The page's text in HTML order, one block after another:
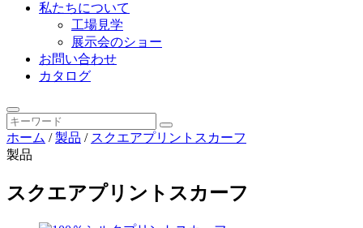
私たちについて
工場見学
展示会のショー
お問い合わせ
カタログ
ホーム /製品 / スクエアプリントスカーフ
製品
スクエアプリントスカーフ